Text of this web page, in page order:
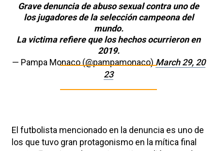
Grave denuncia de abuso sexual contra uno de
los jugadores de la selección campeona del
mundo.
La victima refiere que los hechos ocurrieron en
2019.
— Pampa Monaco (@pampamonaco) March 29, 20
23
El futbolista mencionado en la denuncia es uno de
los que tuvo gran protagonismo en la mítica final